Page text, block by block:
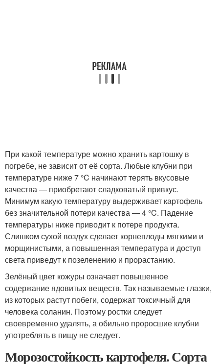
При какой температуре можно хранить картошку в
погребе, не зависит от её сорта. Любые клубни при
температуре ниже 7 °C начинают терять вкусовые
качества — приобретают сладковатый привкус.
Минимум какую температуру выдерживает картофель
без значительной потери качества — 4 °C. Падение
температуры ниже приводит к потере продукта.
Слишком сухой воздух сделает корнеплоды мягкими и
морщинистыми, а повышенная температура и доступ
света приведут к позеленению и прорастанию.
Зелёный цвет кожуры означает повышенное
содержание ядовитых веществ. Так называемые глазки,
из которых растут побеги, содержат токсичный для
человека соланин. Поэтому ростки следует
своевременно удалять, а обильно проросшие клубни
употреблять в пищу не следует.
Морозостойкость картофеля. Сорта